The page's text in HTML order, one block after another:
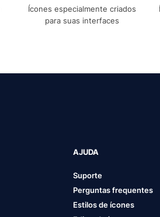
Ícones especialmente criados
para suas interfaces
AJUDA
Suporte
Perguntas frequentes
Estilos de ícones